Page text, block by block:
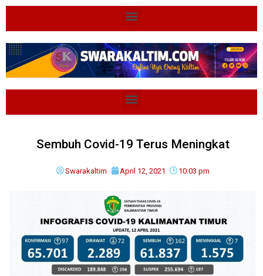
Sembuh Covid-19 Terus Meningkat
Swarakaltim April 12, 2021 10:03 pm